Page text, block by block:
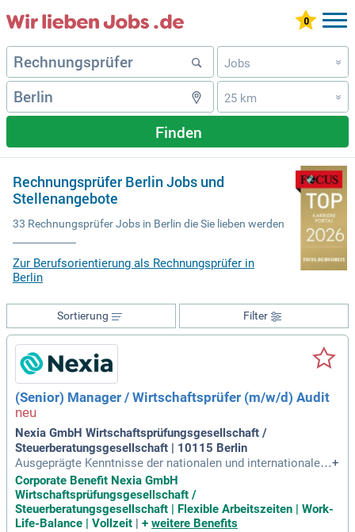
Jobs »
25 km »
Finden
Rechnungsprüfer Berlin Jobs und
Stellenangebote
33 Rechnungsprüfer Jobs in Berlin die Sie lieben werden
Zur Berufsorientierung als Rechnungsprüfer in
Berlin
Filter
Sortierung
(Senior) Manager / Wirtschaftsprüfer (m/w/d) Audit
Nexia GmbH Wirtschaftsprüfungsgesellschaft /
Steuerberatungsgesellschaft | 10115 Berlin
Ausgeprägte Kenntnisse der nationalen und internationalen
Rechnungslegungs- und Prüfungsstandards; Ein gutes Gesp
ür für die Anforderungen und Bedürfnisse unserer Mandante
n und eine ausgeprägte Dienstleistungsorientierung.
+
Corporate Benefit Nexia GmbH
Wirtschaftsprüfungsgesellschaft /
Steuerberatungsgesellschaft | Flexible Arbeitszeiten | Work-
Life-Balance | Vollzeit
+ weitere Benefits